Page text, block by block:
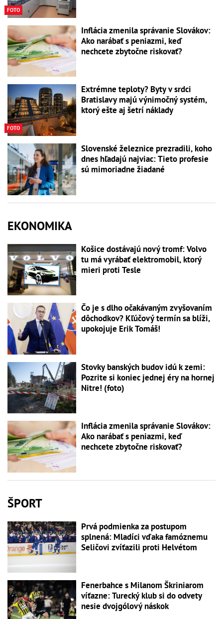
FOTO
Inflácia zmenila správanie Slovákov:
Ako narábať s peniazmi, keď
nechcete zbytočne riskovať?
FOTO
Extrémne teploty? Byty v srdci
Bratislavy majú výnimočný systém,
ktorý ešte aj šetrí náklady
Slovenské železnice prezradili, koho
dnes hľadajú najviac: Tieto profesie
sú mimoriadne žiadané
EKONOMIKA
Košice dostávajú nový tromf: Volvo
tu má vyrábať elektromobil, ktorý
mieri proti Tesle
Čo je s dlho očakávaným zvyšovaním
dôchodkov? Kľúčový termín sa blíži,
upokojuje Erik Tomáš!
Stovky banských budov idú k zemi:
Pozrite si koniec jednej éry na hornej
Nitre! (foto)
Inflácia zmenila správanie Slovákov:
Ako narábať s peniazmi, keď
nechcete zbytočne riskovať?
ŠPORT
Prvá podmienka za postupom
splnená: Mladíci vďaka famóznemu
Seličovi zvíťazili proti Helvétom
Fenerbahce s Milanom Škriniarom
víťazne: Turecký klub si do odvety
nesie dvojgólový náskok